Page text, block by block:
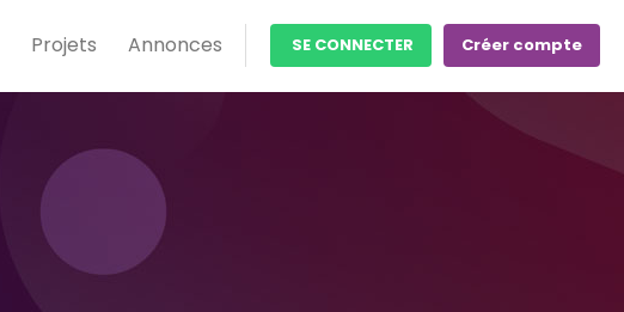
Projets Annonces SE CONNECTER Créer compte